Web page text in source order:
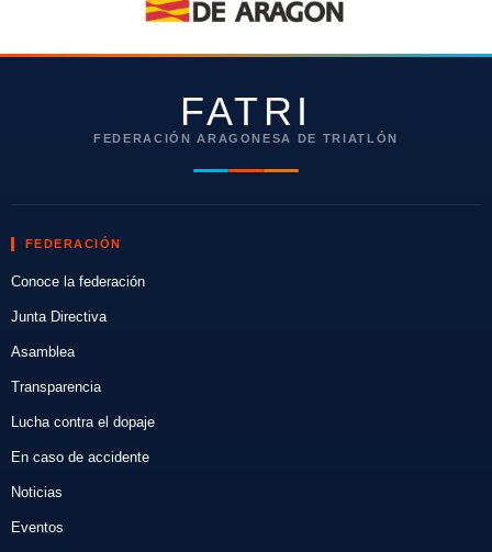
FATRI
FEDERACIÓN ARAGONESA DE TRIATLÓN
FEDERACIÓN
Conoce la federación
Junta Directiva
Asamblea
Transparencia
Lucha contra el dopaje
En caso de accidente
Noticias
Eventos